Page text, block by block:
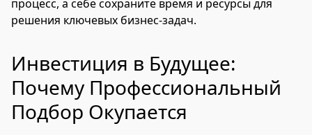
процесс, а себе сохраните время и ресурсы для
решения ключевых бизнес-задач.
Инвестиция в Будущее:
Почему Профессиональный
Подбор Окупается